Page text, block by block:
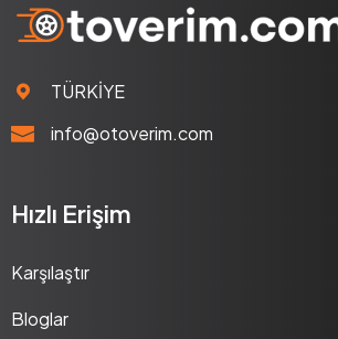
TÜRKİYE
info@otoverim.com
Hızlı Erişim
Karşılaştır
Bloglar